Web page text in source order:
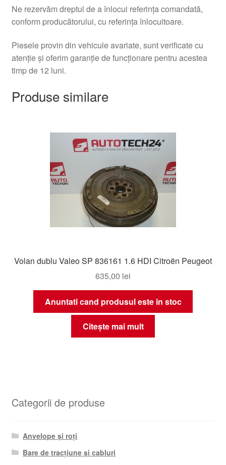
Ne rezervăm dreptul de a înlocui referința comandată,
conform producătorului, cu referința înlocuitoare.
Piesele provin din vehicule avariate, sunt verificate cu
atenție și oferim garanție de funcționare pentru acestea
timp de 12 luni.
Produse similare
Volan dublu Valeo SP 836161 1.6 HDI Citroën Peugeot
635,00 lei
Anuntati cand produsul este in stoc
Citește mai mult
Categorii de produse
Anvelope și roți
Bare de tracțiune și cabluri